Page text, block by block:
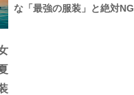
な「最強の服装」と絶対